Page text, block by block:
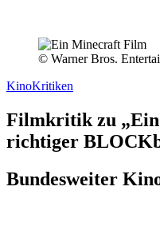
© Warner Bros.
KinoKritiken
Filmkritik zu
richtiger
Bundesweiter